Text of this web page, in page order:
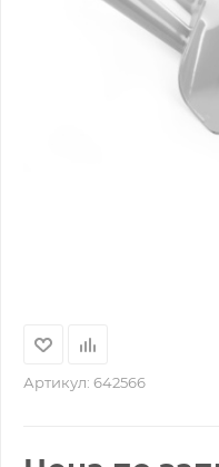
Артикул: 642566